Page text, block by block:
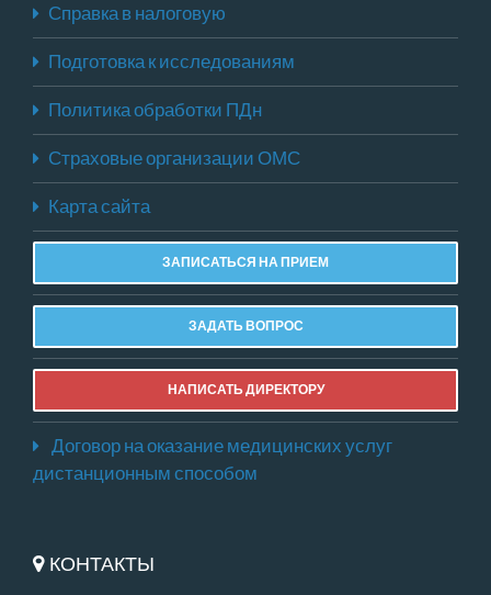
Справка в налоговую
Подготовка к исследованиям
Политика обработки ПДн
Страховые организации ОМС
Карта сайта
ЗАПИСАТЬСЯ НА ПРИЕМ
ЗАДАТЬ ВОПРОС
НАПИСАТЬ ДИРЕКТОРУ
Договор на оказание медицинских услуг
дистанционным способом
КОНТАКТЫ